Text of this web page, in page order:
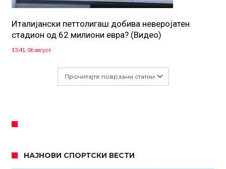
Италијански петтолигаш добива неверојатен
стадион од 62 милиони евра? (Видео)
15:41, 06 август
Прочитајте поврзани статии
НАЈНОВИ СПОРТСКИ ВЕСТИ